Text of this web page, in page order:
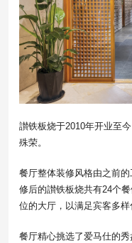
讃铁板烧于2010年开业至
殊荣。
餐厅整体装修风格由之前
修后的讃铁板烧共有24个
位的大厅，以满足宾客多样
餐厅精心挑选了爱马仕的